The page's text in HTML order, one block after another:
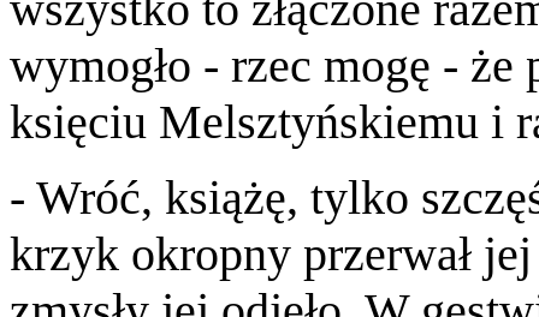
wymogło - rzec mogę - że
księciu Melsztyńskiemu i
- Wróć, książę, tylko
krzyk okropny przerwał